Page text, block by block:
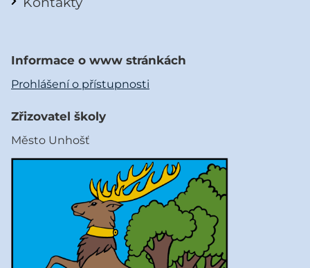
Informace o www stránkách
Prohlášení o přístupnosti
Zřizovatel školy
Město Unhošť